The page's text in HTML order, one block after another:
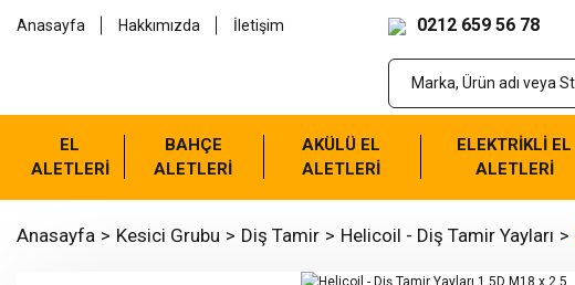
Anasayfa Hakkımızda İletişim 0212 659 56 78
EL
ALETLERİ
BAHÇE
ALETLERİ
AKÜLÜ EL
ALETLERİ
ELEKTRİKLİ EL
ALETLERİ
Anasayfa Kesici Grubu Diş Tamir Helicoil - Diş Tamir Yayları